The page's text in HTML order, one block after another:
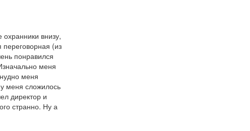
внизу,
(из
понравился
меня
меня
меня сложилось
директор и
странно. Ну а